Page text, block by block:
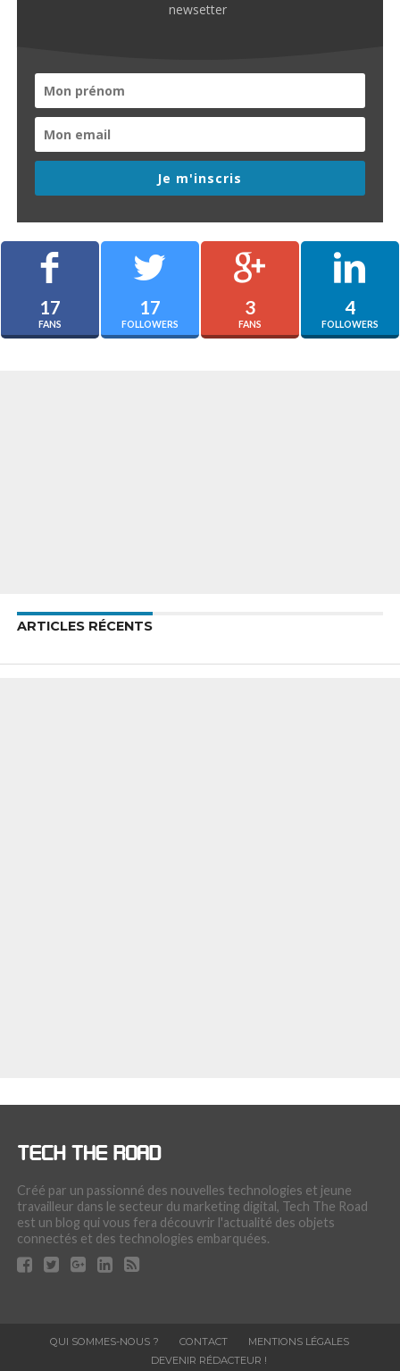
newsetter
Je m'inscris
17
FANS
17
FOLLOWERS
3
FANS
4
FOLLOWERS
ARTICLES RÉCENTS
Créé par un passionné des nouvelles technologies et jeune
travailleur dans le secteur du marketing digital, Tech The Road
est un blog qui vous fera découvrir l'actualité des objets
connectés et des technologies embarquées.
QUI SOMMES-NOUS ? CONTACT
MENTIONS LÉGALES
DEVENIR RÉDACTEUR !